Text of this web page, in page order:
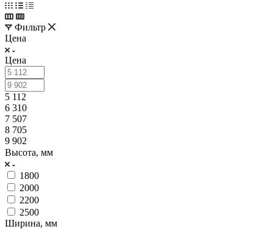
Фильтр
Цена
Цена
5 112
6 310
7 507
8 705
9 902
Высота, мм
1800
2000
2200
2500
Ширина, мм